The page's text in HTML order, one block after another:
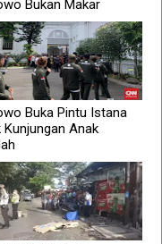
Bukan Makar
Buka Pintu Istana
Kunjungan Anak